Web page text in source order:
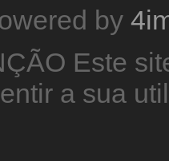
by
Este
a sua